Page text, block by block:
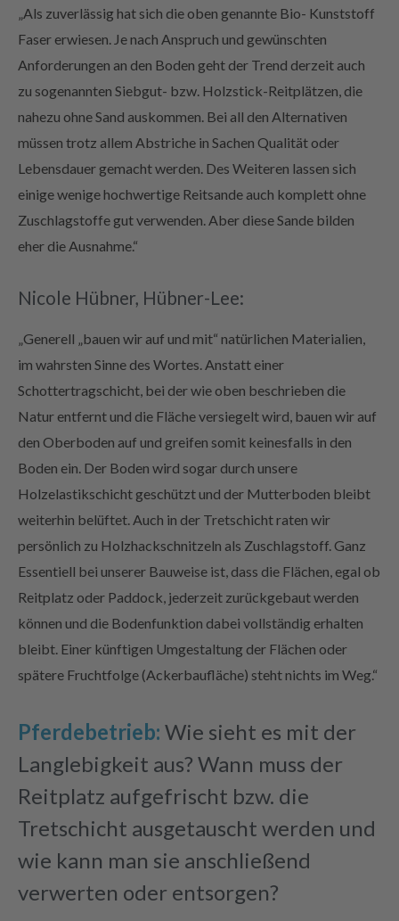
„Als zuverlässig hat sich die oben genannte Bio- Kunststoff
Faser erwiesen. Je nach Anspruch und gewünschten
Anforderungen an den Boden geht der Trend derzeit auch
zu sogenannten Siebgut- bzw. Holzstick-Reitplätzen, die
nahezu ohne Sand auskommen. Bei all den Alternativen
müssen trotz allem Abstriche in Sachen Qualität oder
Lebensdauer gemacht werden. Des Weiteren lassen sich
einige wenige hochwertige Reitsande auch komplett ohne
Zuschlagstoffe gut verwenden. Aber diese Sande bilden
eher die Ausnahme.“
Nicole Hübner, Hübner-Lee:
„Generell „bauen wir auf und mit“ natürlichen Materialien,
im wahrsten Sinne des Wortes. Anstatt einer
Schottertragschicht, bei der wie oben beschrieben die
Natur entfernt und die Fläche versiegelt wird, bauen wir auf
den Oberboden auf und greifen somit keinesfalls in den
Boden ein. Der Boden wird sogar durch unsere
Holzelastikschicht geschützt und der Mutterboden bleibt
weiterhin belüftet. Auch in der Tretschicht raten wir
persönlich zu Holzhackschnitzeln als Zuschlagstoff. Ganz
Essentiell bei unserer Bauweise ist, dass die Flächen, egal ob
Reitplatz oder Paddock, jederzeit zurückgebaut werden
können und die Bodenfunktion dabei vollständig erhalten
bleibt. Einer künftigen Umgestaltung der Flächen oder
spätere Fruchtfolge (Ackerbaufläche) steht nichts im Weg.“
Pferdebetrieb: Wie sieht es mit der
Langlebigkeit aus? Wann muss der
Reitplatz aufgefrischt bzw. die
Tretschicht ausgetauscht werden und
wie kann man sie anschließend
verwerten oder entsorgen?